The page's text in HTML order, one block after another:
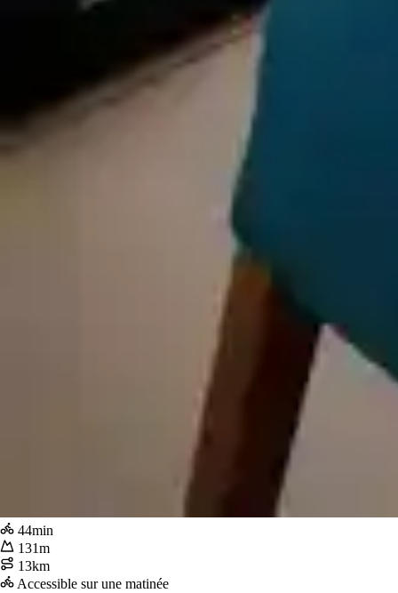
44min
131m
13km
Accessible sur une matinée